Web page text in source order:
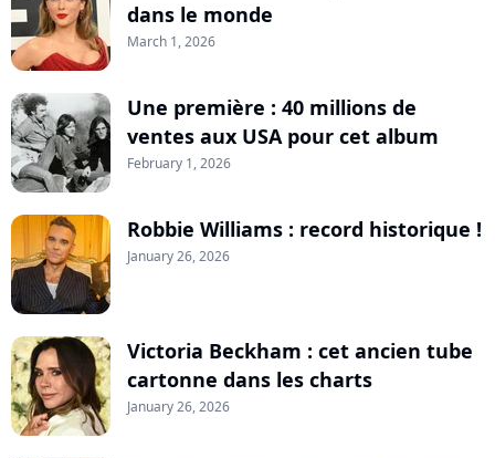
dans le monde
March 1, 2026
Une première : 40 millions de
ventes aux USA pour cet album
February 1, 2026
Robbie Williams : record historique !
January 26, 2026
Victoria Beckham : cet ancien tube
cartonne dans les charts
January 26, 2026